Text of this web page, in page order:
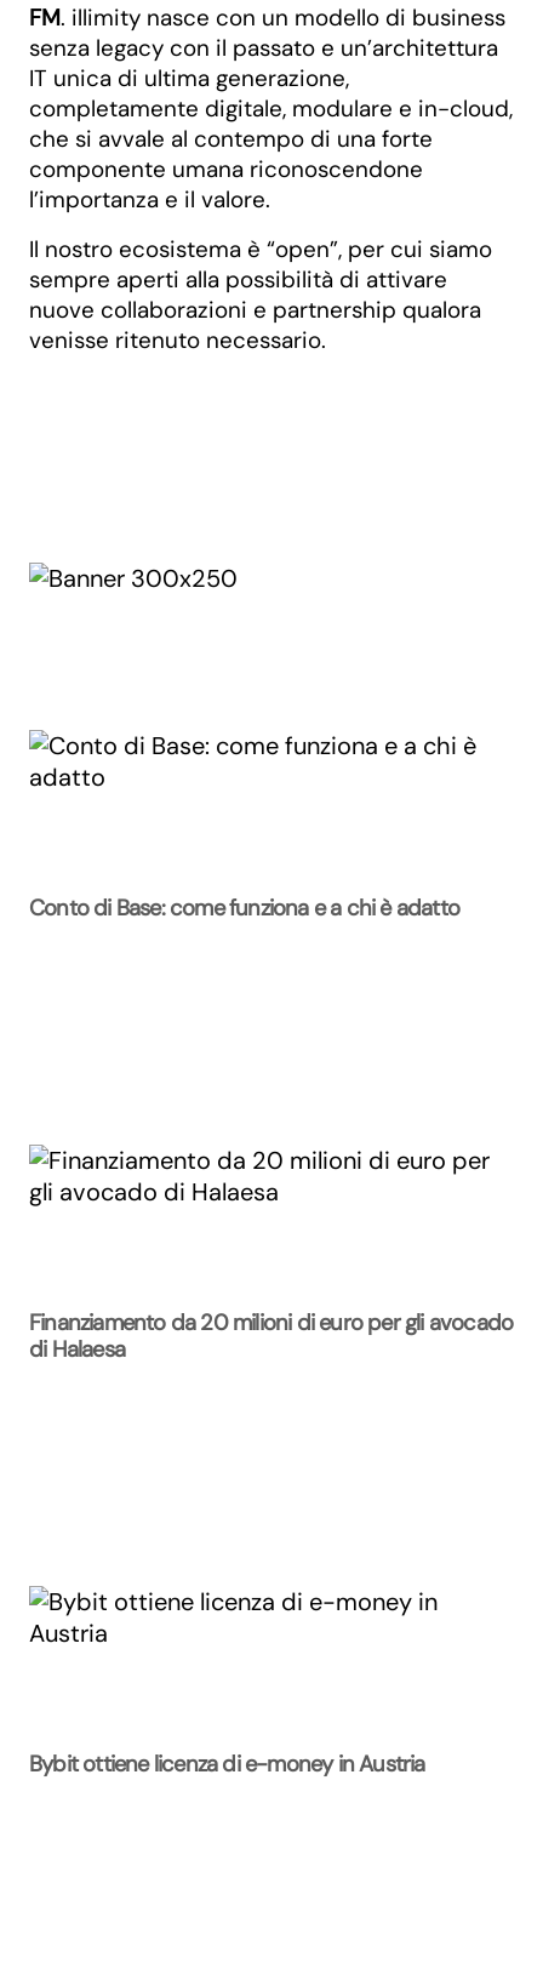
FM. illimity nasce con un modello di business
senza legacy con il passato e un’architettura
IT unica di ultima generazione,
completamente digitale, modulare e in-cloud,
che si avvale al contempo di una forte
componente umana riconoscendone
l’importanza e il valore.
Il nostro ecosistema è “open”, per cui siamo
sempre aperti alla possibilità di attivare
nuove collaborazioni e partnership qualora
venisse ritenuto necessario.
Conto di Base: come funziona e a chi è adatto
Finanziamento da 20 milioni di euro per gli avocado
di Halaesa
Bybit ottiene licenza di e-money in Austria